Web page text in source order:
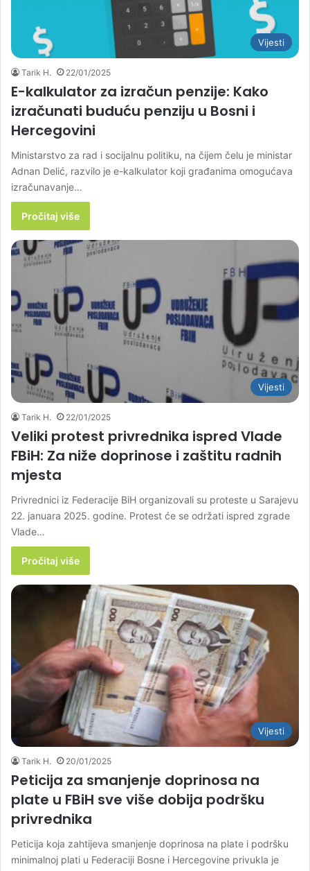
Vijesti
Tarik H. 22/01/2025
E-kalkulator za izračun penzije: Kako
izračunati buduću penziju u Bosni i
Hercegovini
Ministarstvo za rad i socijalnu politiku, na čijem čelu je ministar
Adnan Delić, razvilo je e-kalkulator koji građanima omogućava
izračunavanje…
Pročitaj više
Vijesti
Tarik H. 22/01/2025
Veliki protest privrednika ispred Vlade
FBiH: Za niže doprinose i zaštitu radnih
mjesta
Privrednici iz Federacije BiH organizovali su proteste u Sarajevu
22. januara 2025. godine. Protest će se održati ispred zgrade
Vlade…
Pročitaj više
Vijesti
Tarik H. 20/01/2025
Peticija za smanjenje doprinosa na
plate u FBiH sve više dobija podršku
privrednika
Peticija koja zahtijeva smanjenje doprinosa na plate i podršku
minimalnoj plati u Federaciji Bosne i Hercegovine privukla je